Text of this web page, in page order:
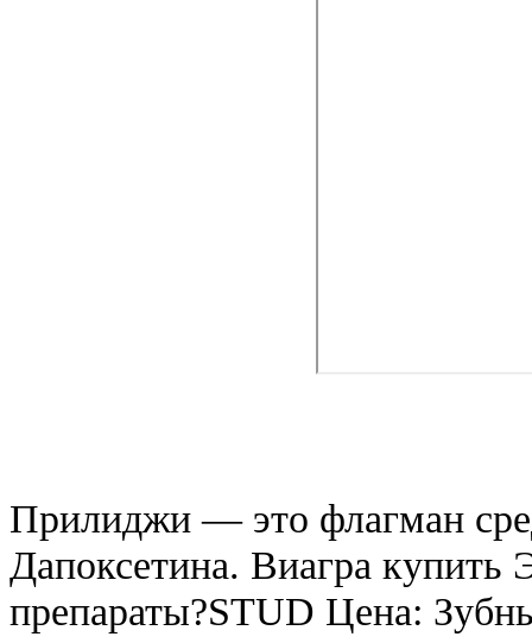
Прилиджи — это флагман
Дапоксетина. Виагра купить
препараты?STUD Цена: